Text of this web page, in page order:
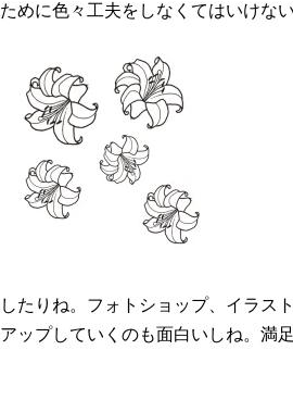
めに色々工夫をしなくてはいけない
たりね。フォトショップ、イラス
ップしていくのも面白いしね。満